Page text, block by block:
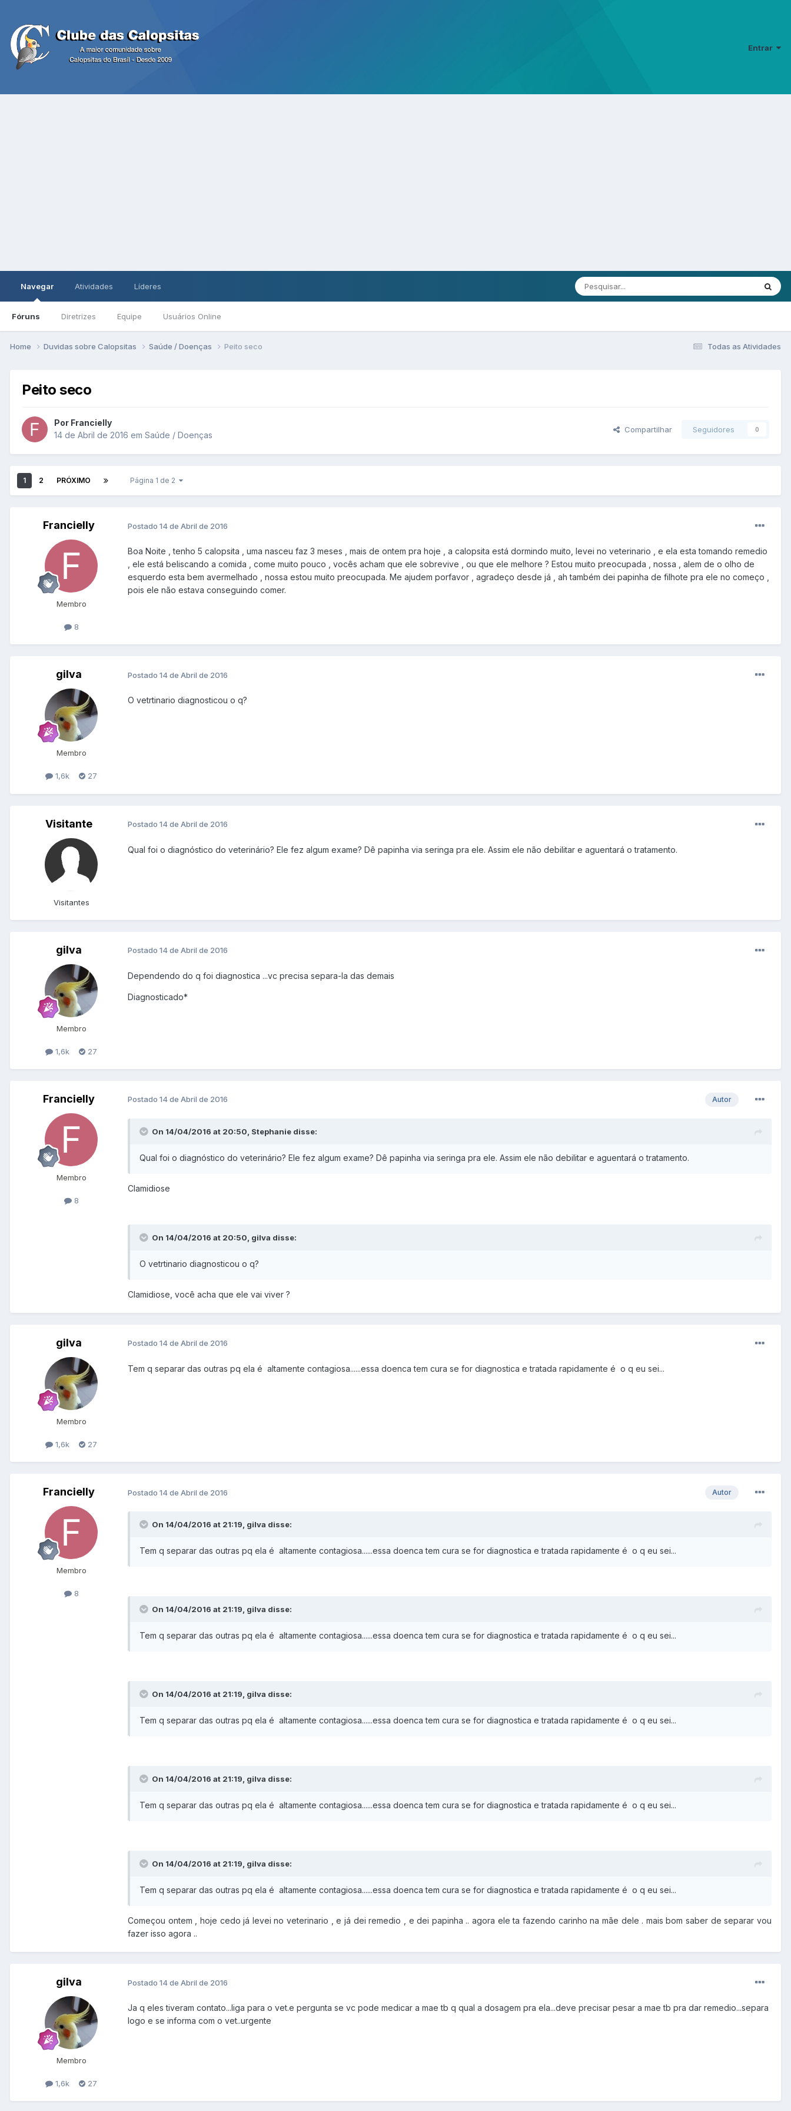
Entrar
Navegar
Fóruns Diretrizes Equipe Usuários Online
Atividades Líderes
Todas as Atividades
Home Duvidas sobre Calopsitas Saúde / Doenças Peito seco
Peito seco
Por Francielly
14 de Abril de 2016 em Saúde / Doenças
Compartilhar Seguidores 0
1 2 PRÓXIMO Página 1 de 2
Francielly
Membro
8
Postado 14 de Abril de 2016
Boa Noite , tenho 5 calopsita , uma nasceu faz 3 meses , mais de ontem pra hoje , a calopsita está dormindo muito, levei no veterinario , e ela esta tomando remedio
, ele está beliscando a comida , come muito pouco , vocês acham que ele sobrevive , ou que ele melhore ? Estou muito preocupada , nossa , alem de o olho de
esquerdo esta bem avermelhado , nossa estou muito preocupada. Me ajudem porfavor , agradeço desde já , ah também dei papinha de filhote pra ele no começo ,
pois ele não estava conseguindo comer.
gilva
Membro
1,6k 27
Postado 14 de Abril de 2016
O vetrtinario diagnosticou o q?
Visitante
Visitantes
Postado 14 de Abril de 2016
Qual foi o diagnóstico do veterinário? Ele fez algum exame? Dê papinha via seringa pra ele. Assim ele não debilitar e aguentará o tratamento.
gilva
Membro
1,6k 27
Postado 14 de Abril de 2016
Dependendo do q foi diagnostica ...vc precisa separa-la das demais
Diagnosticado*
Francielly
Membro
8
Autor
Postado 14 de Abril de 2016
On 14/04/2016 at 20:50, Stephanie disse:
Qual foi o diagnóstico do veterinário? Ele fez algum exame? Dê papinha via seringa pra ele. Assim ele não debilitar e aguentará o tratamento.
Clamidiose
On 14/04/2016 at 20:50, gilva disse:
O vetrtinario diagnosticou o q?
Clamidiose, você acha que ele vai viver ?
gilva
Membro
1,6k 27
Postado 14 de Abril de 2016
Tem q separar das outras pq ela é altamente contagiosa......essa doenca tem cura se for diagnostica e tratada rapidamente é o q eu sei...
Francielly
Membro
8
Autor
Postado 14 de Abril de 2016
On 14/04/2016 at 21:19, gilva disse:
Tem q separar das outras pq ela é altamente contagiosa......essa doenca tem cura se for diagnostica e tratada rapidamente é o q eu sei...
On 14/04/2016 at 21:19, gilva disse:
Tem q separar das outras pq ela é altamente contagiosa......essa doenca tem cura se for diagnostica e tratada rapidamente é o q eu sei...
On 14/04/2016 at 21:19, gilva disse:
Tem q separar das outras pq ela é altamente contagiosa......essa doenca tem cura se for diagnostica e tratada rapidamente é o q eu sei...
On 14/04/2016 at 21:19, gilva disse:
Tem q separar das outras pq ela é altamente contagiosa......essa doenca tem cura se for diagnostica e tratada rapidamente é o q eu sei...
On 14/04/2016 at 21:19, gilva disse:
Tem q separar das outras pq ela é altamente contagiosa......essa doenca tem cura se for diagnostica e tratada rapidamente é o q eu sei...
Começou ontem , hoje cedo já levei no veterinario , e já dei remedio , e dei papinha .. agora ele ta fazendo carinho na mãe dele . mais bom saber de separar vou
fazer isso agora ..
gilva
Membro
1,6k 27
Postado 14 de Abril de 2016
Ja q eles tiveram contato...liga para o vet.e pergunta se vc pode medicar a mae tb q qual a dosagem pra ela...deve precisar pesar a mae tb pra dar remedio...separa
logo e se informa com o vet..urgente